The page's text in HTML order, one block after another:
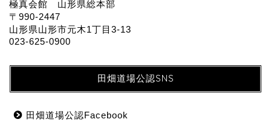
極真会館 山形県総本部
〒990-2447
山形県山形市元木1丁目3-13
023-625-0900
田畑道場公認SNS
田畑道場公認Facebook